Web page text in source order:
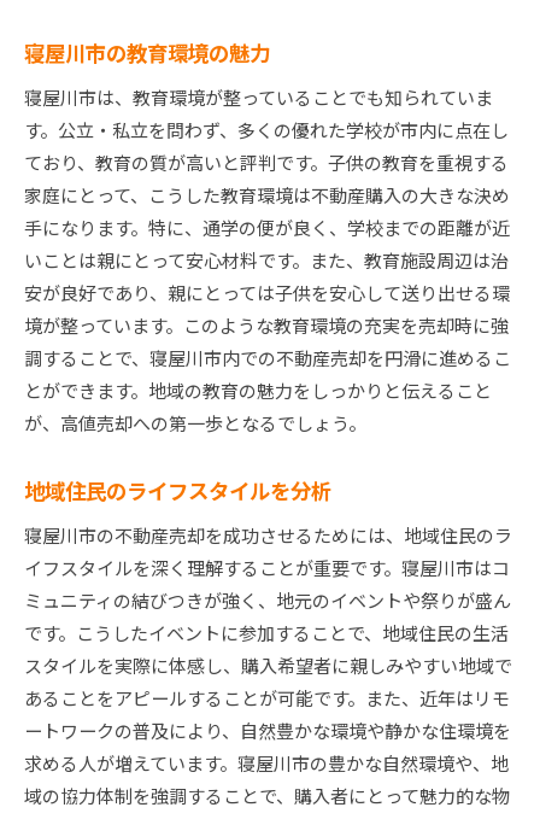
地域の経済動向と不動産市場の関連性
不動産売却に影響を与える政策と法改正
不動産の価値を上げるためのリフォーム戦略
売却時の価格設定のテクニック
短期間で売却するためのタイミング戦略
不動産売却を成功に導く寝屋川市での勧誘テクニッ
ク
ターゲット顧客にアピールする方法
コミュニケーションスキルを活かした交渉術
顧客の信頼を得るためのフォローアップ
個別のニーズに応じた提案方法
寝屋川市の独自性を活かしたセールスポイント
寝屋川市の教育環境の魅力
寝屋川市は、教育環境が整っていることでも知られていま
す。公立・私立を問わず、多くの優れた学校が市内に点在し
ており、教育の質が高いと評判です。子供の教育を重視する
家庭にとって、こうした教育環境は不動産購入の大きな決め
手になります。特に、通学の便が良く、学校までの距離が近
いことは親にとって安心材料です。また、教育施設周辺は治
安が良好であり、親にとっては子供を安心して送り出せる環
境が整っています。このような教育環境の充実を売却時に強
調することで、寝屋川市内での不動産売却を円滑に進めるこ
とができます。地域の教育の魅力をしっかりと伝えること
が、高値売却への第一歩となるでしょう。
地域住民のライフスタイルを分析
寝屋川市の不動産売却を成功させるためには、地域住民のラ
イフスタイルを深く理解することが重要です。寝屋川市はコ
ミュニティの結びつきが強く、地元のイベントや祭りが盛ん
です。こうしたイベントに参加することで、地域住民の生活
スタイルを実際に体感し、購入希望者に親しみやすい地域で
あることをアピールすることが可能です。また、近年はリモ
ートワークの普及により、自然豊かな環境や静かな住環境を
求める人が増えています。寝屋川市の豊かな自然環境や、地
域の協力体制を強調することで、購入者にとって魅力的な物